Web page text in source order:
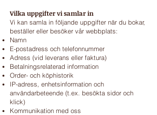
Vilka uppgifter vi samlar in
Vi kan samla in följande uppgifter när du bokar,
beställer eller besöker vår webbplats:
Namn
E-postadress och telefonnummer
Adress (vid leverans eller faktura)
Betalningsrelaterad information
Order- och köphistorik
IP-adress, enhetsinformation och
användarbeteende (t.ex. besökta sidor och
klick)
Kommunikation med oss